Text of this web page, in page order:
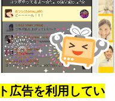
広告を利用してい